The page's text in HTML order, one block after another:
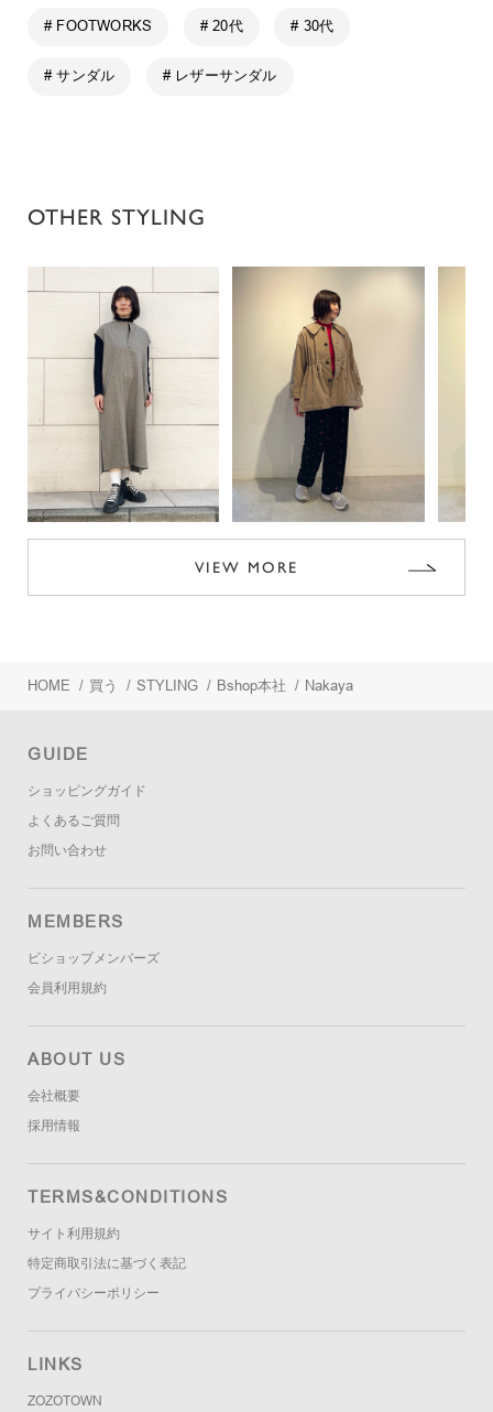
# FOOTWORKS # 20代 # 30代
# サンダル # レザーサンダル
OTHER STYLING
VIEW MORE
HOME / 買う / STYLING / Bshop本社 / Nakaya
GUIDE
ショッピングガイド
よくあるご質問
お問い合わせ
MEMBERS
ビショップメンバーズ
会員利用規約
ABOUT US
会社概要
採用情報
TERMS&CONDITIONS
サイト利用規約
特定商取引法に基づく表記
プライバシーポリシー
LINKS
ZOZOTOWN